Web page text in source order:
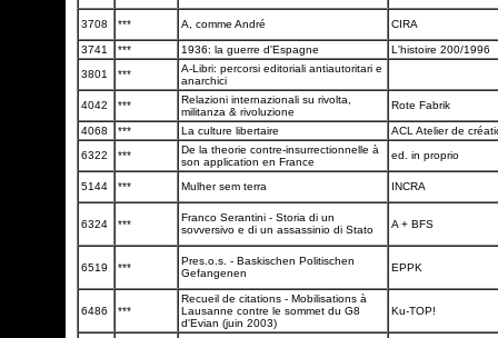
3708 *** A, comme André CIRA
3741 *** 1936: la guerre d'Espagne
L'histoire 200/1996
3801
***
A-Libri: percorsi editoriali antiautoritari e
anarchici
4042
***
Relazioni internazionali su rivolta,
militanza & rivoluzione
Rote Fabrik
4068 *** La culture libertaire
ACL Atelier de
6322
***
De la theorie contre-insurrectionnelle à
son application en France
ed. in proprio
5144 *** Mulher sem terra INCRA
6324 ***
Franco Serantini - Storia di un
sovversivo e di un assassinio di Stato
A + BFS
6519 ***
Pres.o.s. - Baskischen Politischen
Gefangenen
EPPK
6486 ***
Recueil de citations - Mobilisations à
Lausanne contre le sommet du G8
d'Evian (juin 2003)
Ku-TOP!